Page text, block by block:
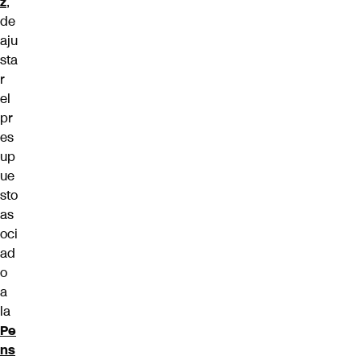
de
aju
sta
r
el
pr
es
up
ue
sto
as
oci
ad
o
a
la
Pe
ns